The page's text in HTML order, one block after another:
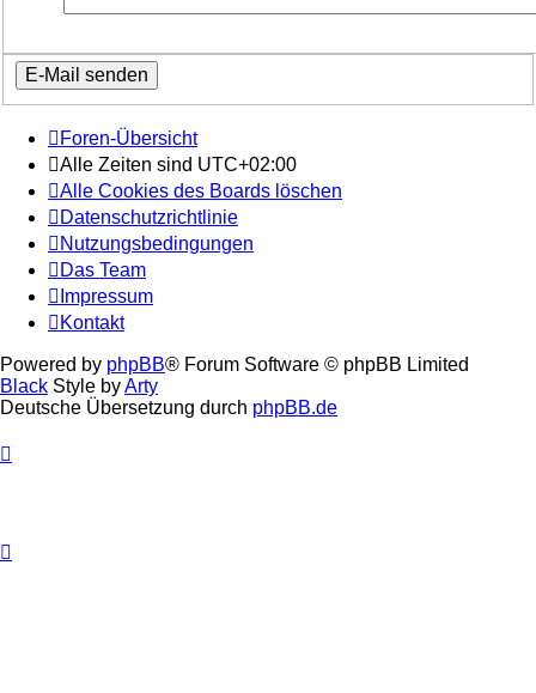
Foren-Übersicht
Alle Zeiten sind UTC+02:00
Alle Cookies des Boards löschen
Datenschutzrichtlinie
Nutzungsbedingungen
Das Team
Impressum
Kontakt
Powered by phpBB® Forum Software © phpBB Limited
Black Style byArty
Deutsche Übersetzung durch phpBB.de